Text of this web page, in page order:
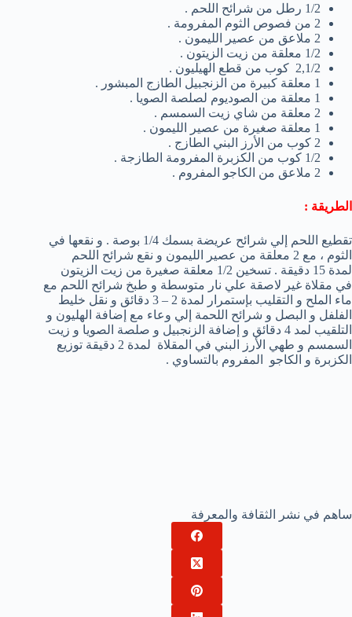
1/2 رطل من شرائح اللحم .
2 من فصوص الثوم المفرومة .
2 ملاعق من عصير الليمون .
1/2 معلقة من زيت الزيتون .
2,1/2 كوب من قطع الهيليون .
1 معلقة كبيرة من الزنجبيل الطازج المبشور .
1 معلقة من الصوديوم لصلصة الصويا .
2 معلقة من شاي زيت السمسم .
1 معلقة صغيرة من عصير الليمون .
2 كوب من الأرز البني الطازج .
1/2 كوب من الكزبرة المفرومة الطازجة .
2 ملاعق من الكاجو المفروم .
الطريقة :
تقطيع اللحم إلي شرائح عريضة بسمك 1/4 بوصة . و نقعها في
الثوم ، مع 2 معلقة من عصير الليمون و نقع شرائح اللحم
لمدة 15 دقيقة . تسخين 1/2 معلقة صغيرة من زيت الزيتون
في مقلاة غير لاصقة علي نار متوسطة و طبخ شرائح اللحم مع
ماء الملح و التقليب بإستمرار لمدة 2 – 3 دقائق و نقل خليط
الفلفل و البصل و شرائح اللحمة إلي وعاء مع إضافة الهليون و
التلقيب لمد 4 دقائق و إضافة الزنجبيل و صلصة الصويا و زيت
السمسم و طهي الأرز البني في المقلاة لمدة 2 دقيقة توزيع
الكزبرة و الكاجو المفروم بالتساوي .
ساهم في نشر الثقافة والمعرفة